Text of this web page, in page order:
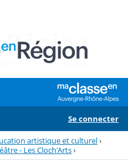
Se connecter
artistique et culturel›
- Les Cloch'Arts›